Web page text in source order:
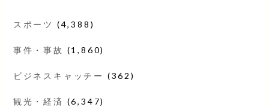
スポーツ (4,388)
事件・事故 (1,860)
ビジネスキャッチー (362)
観光・経済 (6,347)